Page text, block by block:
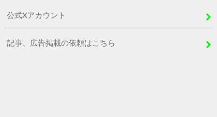
公式Xアカウント
記事、広告掲載の依頼はこちら